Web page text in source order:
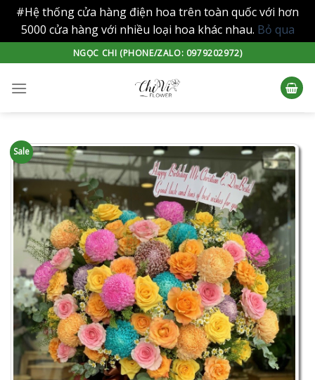
#Hệ thống cửa hàng điện hoa trên toàn quốc với hơn
5000 cửa hàng với nhiều loại hoa khác nhau. Bỏ qua
to
content
NGỌC CHI (PHONE/ZALO: 0979202972)
Sale